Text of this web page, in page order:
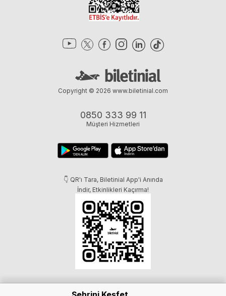
0850 333 99 11
Müşteri Hizmetleri
👇 QR'ı Tara, Biletinial App'i Anında
İndir, Etkinlikleri Kaçırma!
Copyright © 2026 www.biletinial.com